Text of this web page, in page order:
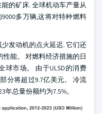
的矿床. 全球机动车产量从
9000多万辆,这将对特种燃料
发动机的点火延迟. 它们还
能。 对燃料经济措施的日
球市场。 由于ULSD的消费
分将超过9.7亿美元。 冷流
总量份额约为7.5%。